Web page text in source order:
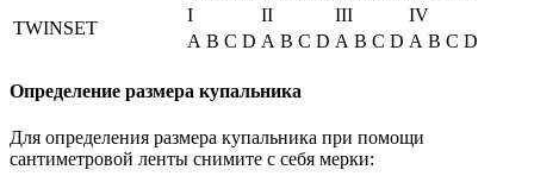
TWINSET
I II III
IV
A B C D A B C D A B C D A B C D
Определение размера купальника
Для определения размера купальника при помощи
сантиметровой ленты снимите с себя мерки: